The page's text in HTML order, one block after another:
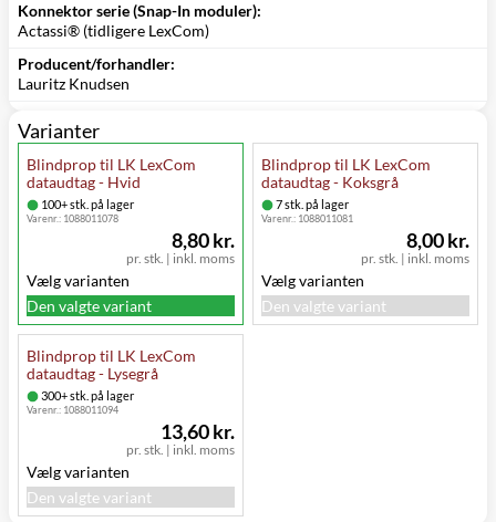
Konnektor serie (Snap-In moduler):
Actassi® (tidligere LexCom)
Producent/forhandler:
Lauritz Knudsen
Varianter
Blindprop til LK LexCom
dataudtag - Hvid
100+ stk. på lager
Varenr.: 1088011078
pr. stk. | inkl. moms
8,80 kr.
Vælg varianten
Den valgte variant
Blindprop til LK LexCom
dataudtag - Koksgrå
7 stk. på lager
Varenr.: 1088011081
pr. stk. | inkl. moms
8,00 kr.
Vælg varianten
Den valgte variant
Blindprop til LK LexCom
dataudtag - Lysegrå
300+ stk. på lager
Varenr.: 1088011094
pr. stk. | inkl. moms
13,60 kr.
Vælg varianten
Den valgte variant